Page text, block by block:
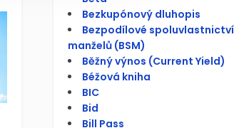
Bezkupónový dluhopis
Bezpodílové spoluvlastnictví
manželů (BSM)
Běžný výnos (Current Yield)
Béžová kniha
BIC
Bid
Bill Pass